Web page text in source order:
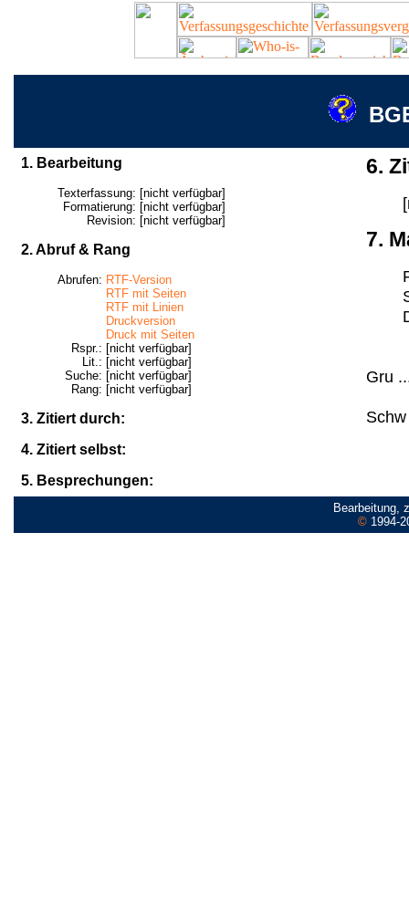
1. Bearbeitung
Texterfassung: [nicht verfügbar]
Formatierung: [nicht verfügbar]
Revision: [nicht verfügbar]
2. Abruf & Rang
Abrufen: RTF-Version
RTF mit Seiten
RTF mit Linien
Druckversion
Druck mit Seiten
Rspr.: [nicht verfügbar]
Lit.: [nicht verfügbar]
Suche: [nicht verfügbar]
Rang: [nicht verfügbar]
3. Zitiert durch:
4. Zitiert selbst:
5. Besprechungen:
6.
7.
Gru
Bearbeitung,
©1994-